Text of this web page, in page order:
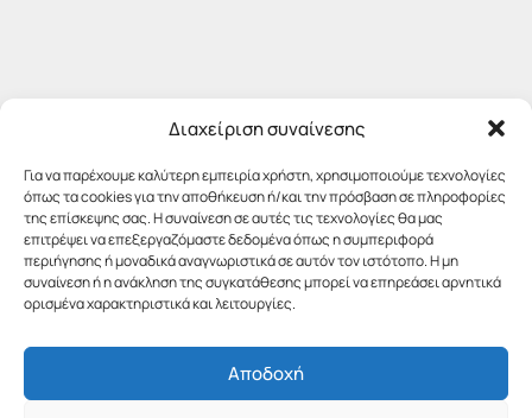
Διαχείριση συναίνεσης
Για να παρέχουμε καλύτερη εμπειρία χρήστη, χρησιμοποιούμε τεχνολογίες
όπως τα cookies για την αποθήκευση ή/και την πρόσβαση σε πληροφορίες
της επίσκεψης σας. Η συναίνεση σε αυτές τις τεχνολογίες θα μας
επιτρέψει να επεξεργαζόμαστε δεδομένα όπως η συμπεριφορά
περιήγησης ή μοναδικά αναγνωριστικά σε αυτόν τον ιστότοπο. Η μη
συναίνεση ή η ανάκληση της συγκατάθεσης μπορεί να επηρεάσει αρνητικά
ορισμένα χαρακτηριστικά και λειτουργίες.
Αποδοχή